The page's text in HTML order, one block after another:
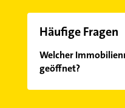
Häufige Fragen
Welcher
geöffnet?
Im Anbieter-